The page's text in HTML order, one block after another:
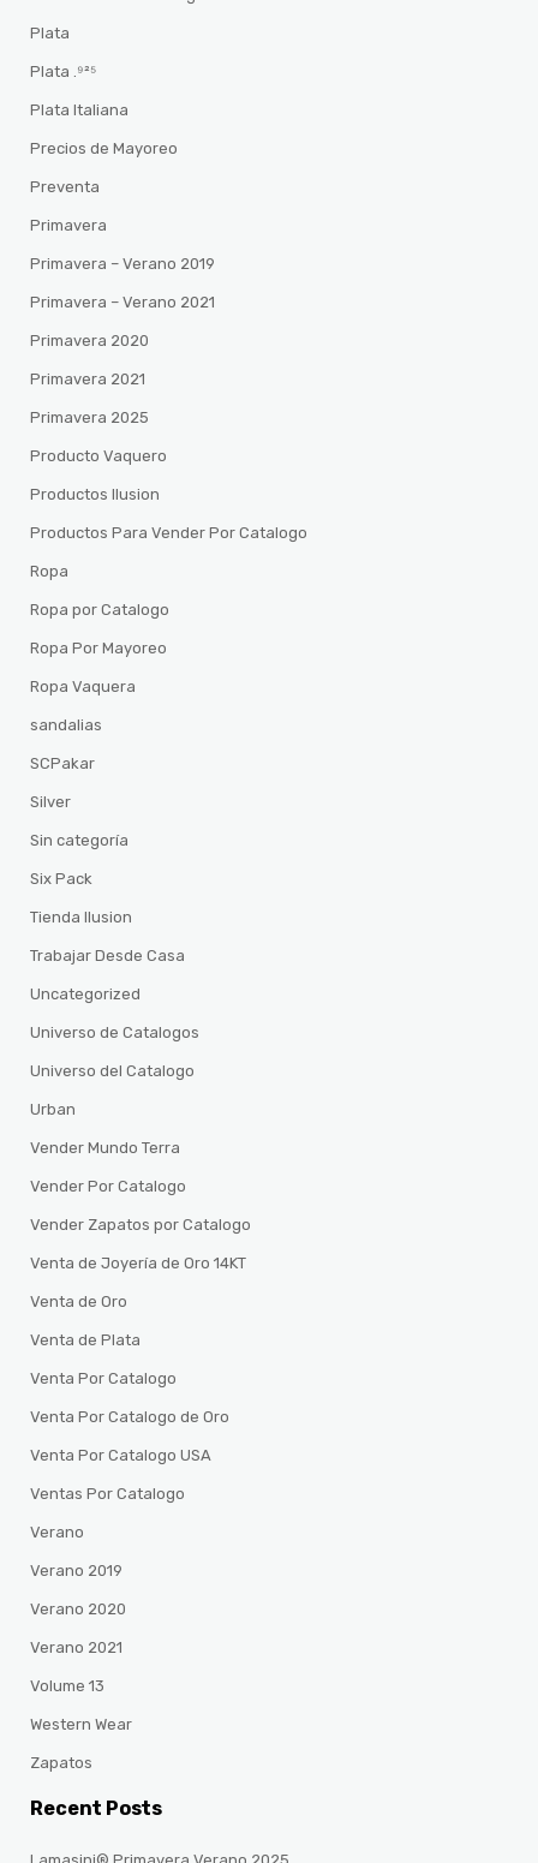
Plata
Plata .⁹²⁵
Plata Italiana
Precios de Mayoreo
Preventa
Primavera
Primavera – Verano 2019
Primavera – Verano 2021
Primavera 2020
Primavera 2021
Primavera 2025
Producto Vaquero
Productos Ilusion
Productos Para Vender Por Catalogo
Ropa
Ropa por Catalogo
Ropa Por Mayoreo
Ropa Vaquera
sandalias
SCPakar
Silver
Sin categoría
Six Pack
Tienda Ilusion
Trabajar Desde Casa
Uncategorized
Universo de Catalogos
Universo del Catalogo
Urban
Vender Mundo Terra
Vender Por Catalogo
Vender Zapatos por Catalogo
Venta de Joyería de Oro 14KT
Venta de Oro
Venta de Plata
Venta Por Catalogo
Venta Por Catalogo de Oro
Venta Por Catalogo USA
Ventas Por Catalogo
Verano
Verano 2019
Verano 2020
Verano 2021
Volume 13
Western Wear
Zapatos
Recent Posts